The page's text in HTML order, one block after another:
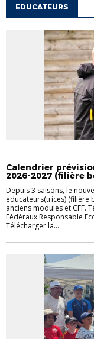
EDUCATEURS
Calendrier
2026-2027 (filière
Depuis 3 saisons, le
éducateurs(trices) (filière
anciens modules et CFF.
Fédéraux Responsable
Télécharger la...